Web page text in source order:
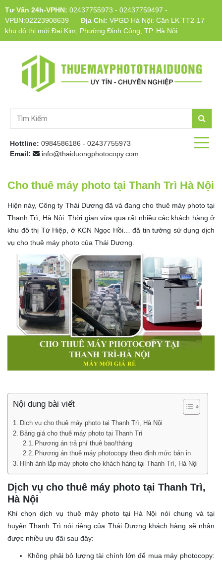
Tư Vấn 24h-VPHN: 02437755973 - 02437759497 -
VPBN:02223908639
Địa Chỉ: VPGD Hà Nội: Căn LK TT2-17
khu đô thị mới Đại Kim, Phường Định Công, TP. Hà Nội.
Hottline: 0984586186 - 02437755973
Email:
info@thaiduongphotocopy.com
Cho thuê máy photo tại Thanh Trì Hà Nội
Hiện này, Công ty Thái Dương đã và đang cho thuê máy photo tại
Thanh Trì, Hà Nội. Thời gian vừa qua rất nhiều các khách hàng ở
khu đô thị Tứ Hiệp, ở KCN Ngọc Hồi… đã tin tưởng sử dụng dịch
vụ cho thuê máy photo của Thái Dương.
Nội dung bài viết
Dịch vụ cho thuê máy photo tại Thanh Trì, Hà Nội
Bảng giá cho thuê máy photo tại Thanh Trì
Phương án trả phí thuê bao/tháng
Phương án thuê máy photocopy theo định mức bản in
Hình ảnh lắp máy photo cho khách hàng tại Thanh Trì, Hà Nội
Dịch vụ cho thuê máy photo tại Thanh Trì,
Hà Nội
Khi chọn dịch vụ thuê máy photo tại Hà Nội nói chung và tại
huyện Thanh Trì nói riêng của Thái Dương khách hàng sẽ nhận
được nhiều ưu đãi sau đây:
Không phải bỏ lượng tài chính lớn để mua máy photocopy: